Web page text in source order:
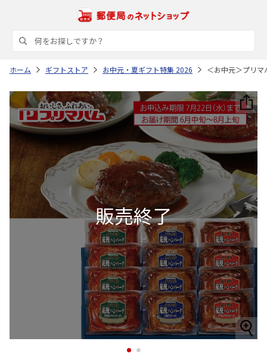
ホーム ギフトストア お中元・夏ギフト特集 2026 ＜お中元＞プリ
1 2